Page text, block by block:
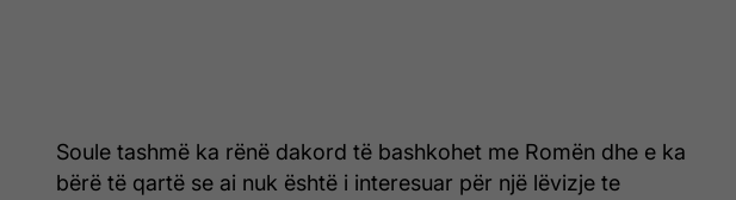
Soule tashmë ka rënë dakord të bashkohet me Romën dhe e ka
bërë të qartë se ai nuk është i interesuar për një lëvizje te